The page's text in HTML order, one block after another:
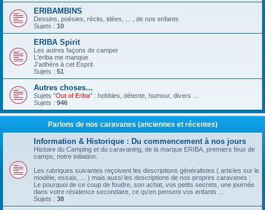
ERIBAMBINS
Dessins, poésies, récits, idées, ... , de nos enfants
Sujets : 10
ERIBA Spirit
Les autres façons de camper
L'eriba me manque
J'adhère à cet Esprit
Sujets : 51
Autres choses...
Sujets "Out of Eriba" : hobbies, détente, humour, divers ...
Sujets : 946
Parlons de nos caravanes (anciennes et récentes)
Information & Historique : Du commencement à nos jours
Histoire du Camping et du caravaning, de la marque ERIBA, premiers feux de
camps, notre initiation.
Les rubriques suivantes reçoivent les descriptions généralistes ( articles sur le
modèle, essais, ... ) mais aussi les descriptions de nos propres caravanes :
Le pourquoi de ce coup de foudre, son achat, vos petits secrets, une journée
dans votre résidence secondaire, ce qu'en pensent vos enfants ...
Sujets : 38